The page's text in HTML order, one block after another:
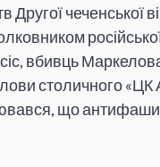
чеченської
вбивць
столичного «ЦК
що